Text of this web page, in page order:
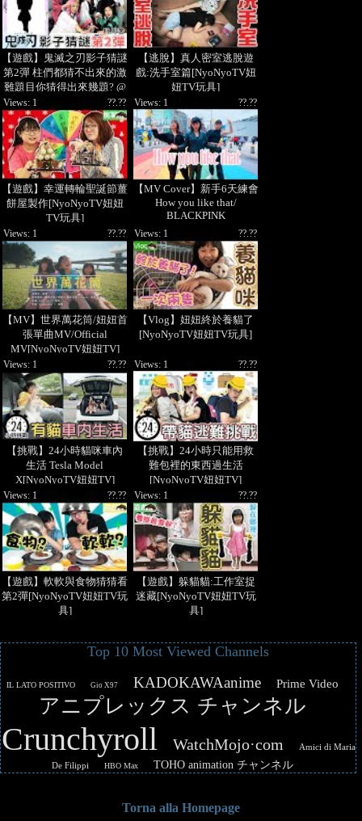
【遊戲】鬼滅之刃影子猜謎
第2彈 柱們都猜不出來的激
難題目你猜得出來幾題? @
叩舍COSIR [NyoNyoTV妞
妞TV]
【逃脫】真人密室逃脫遊
戲:洗手室篇[NyoNyoTV妞
妞TV玩具]
【遊戲】幸運轉輪聖誕節薑
餅屋製作[NyoNyoTV妞妞
TV玩具]
??.??
Views: 1
【MV Cover】新手6天練會
How you like that/
BLACKPINK
@daddy.iam.9999
@walkerdad [NyoNyoTV妞
妞TV]
??.??
Views: 1
【MV】世界萬花筒/妞妞首
張單曲MV/Official
MV[NyoNyoTV妞妞TV]
??.??
Views: 1
【Vlog】妞妞終於養貓了
[NyoNyoTV妞妞TV玩具]
??.??
Views: 1
【挑戰】24小時貓咪車內
生活 Tesla Model
X[NyoNyoTV妞妞TV]
??.??
Views: 1
【挑戰】24小時只能用救
難包裡的東西過生活
[NyoNyoTV妞妞TV]
??.??
Views: 1
【遊戲】軟軟與食物猜猜看
第2彈[NyoNyoTV妞妞TV玩
具]
??.??
Views: 1
【遊戲】躲貓貓:工作室捉
迷藏[NyoNyoTV妞妞TV玩
具]
??.??
Views: 1
Top 10 Most Viewed Channels
IL LATO POSITIVO Gio X97 KADOKAWAanime Prime Video
アニプレックス チャンネル
Crunchyroll WatchMojo·com
Amici di Maria
De Filippi
HBO Max TOHO animation チャンネル
Torna alla Homepage